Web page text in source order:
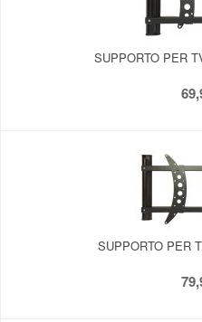
SUPPORTO PER
SUPPORTO PER